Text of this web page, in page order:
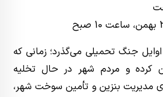
در مهر 1359 و اوایل جنگ تحمیلی می‌گذرد؛ زمانی که
کرده و مردم شهر در حال تخلیه
مدیریت بنزین و تأمین سوخت شهر،